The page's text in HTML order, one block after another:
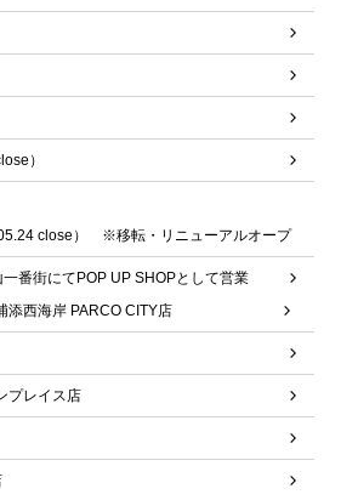
）
close） ※移転・リニューアルオープ
番街にてPOP UP SHOPとして営業
添西海岸 PARCO CITY店
プレイス店